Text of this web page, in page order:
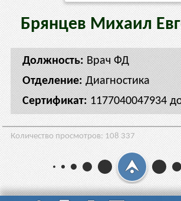
БрянцевМихаил
Врач ФД
Диагностика
1177040047934
Количество просмотров: 108 337